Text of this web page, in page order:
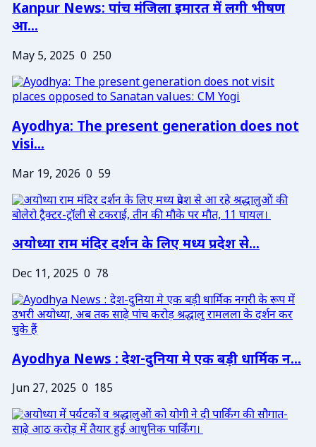
Kanpur News: पांच मंजिला इमारत में लगी भीषण
आ...
May 5, 2025 0 250
Ayodhya: The present generation does not
visi...
Mar 19, 2026 0 59
अयोध्या राम मंदिर दर्शन के लिए मध्य प्रदेश से...
Dec 11, 2025 0 78
Ayodhya News : देश-दुनिया मे एक बड़ी धार्मिक न...
Jun 27, 2025 0 185